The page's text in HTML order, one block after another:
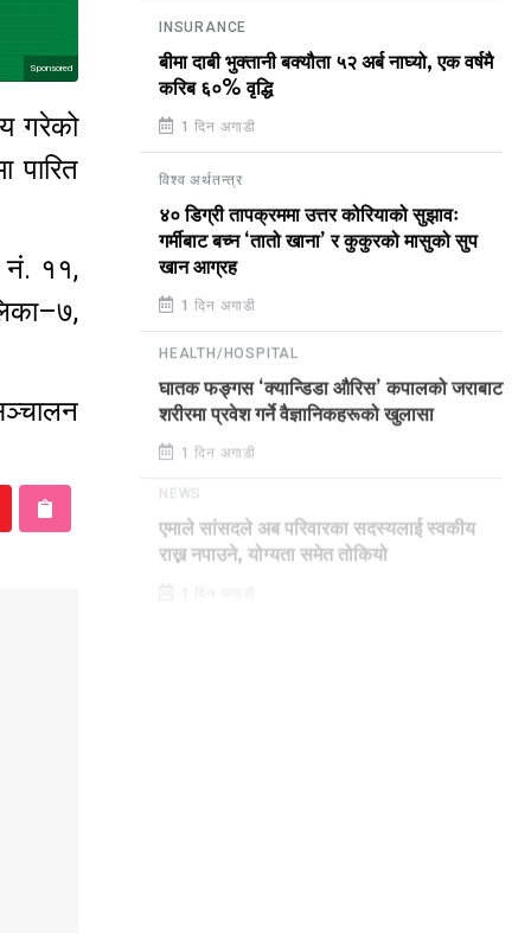
Sponsored
गरेको
पारित
नं. ११,
INSURANCE
बीमा दाबी भुक्तानी बक्यौता ५२ अर्ब नाघ्यो, एक वर्षमै
करिब ६०% वृद्धि
1 दिन अगाडी
विश्व अर्थतन्त्र
४० डिग्री तापक्रममा उत्तर कोरियाको सुझावः
गर्मीबाट बच्न ‘तातो खाना’ र कुकुरको मासुको सुप
खान आग्रह
1 दिन अगाडी
HEALTH/HOSPITAL
घातक फङ्गस ‘क्यान्डिडा औरिस’ कपालको जराबाट
शरीरमा प्रवेश गर्ने वैज्ञानिकहरूको खुलासा
1 दिन अगाडी
एमाले सांसदले अब परिवारका सदस्यलाई स्वकीय